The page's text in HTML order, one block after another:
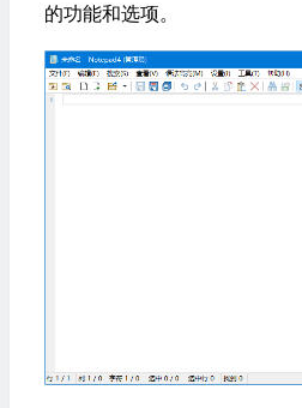
的功能和选项。